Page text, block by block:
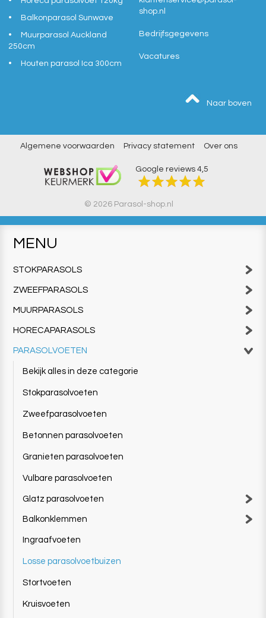
Balkonparasol Sunwave
Muurparasol Auckland
250cm
Houten parasol Ica 300cm
shop.nl
Bedrijfsgegevens
Vacatures
Naar boven
Algemene voorwaarden Privacy statement Over ons
Google reviews 4,5
© 2026 Parasol-shop.nl
MENU
STOKPARASOLS
ZWEEFPARASOLS
MUURPARASOLS
HORECAPARASOLS
PARASOLVOETEN
Bekijk alles in deze categorie
Stokparasolvoeten
Zweefparasolvoeten
Betonnen parasolvoeten
Granieten parasolvoeten
Vulbare parasolvoeten
Glatz parasolvoeten
Balkonklemmen
Ingraafvoeten
Losse parasolvoetbuizen
Stortvoeten
Kruisvoeten